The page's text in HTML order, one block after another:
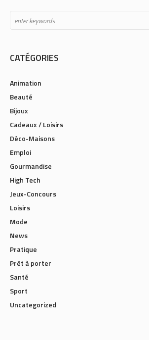
CATÉGORIES
Animation
Beauté
Bijoux
Cadeaux / Loisirs
Déco-Maisons
Emploi
Gourmandise
High Tech
Jeux-Concours
Loisirs
Mode
News
Pratique
Prêt à porter
Santé
Sport
Uncategorized